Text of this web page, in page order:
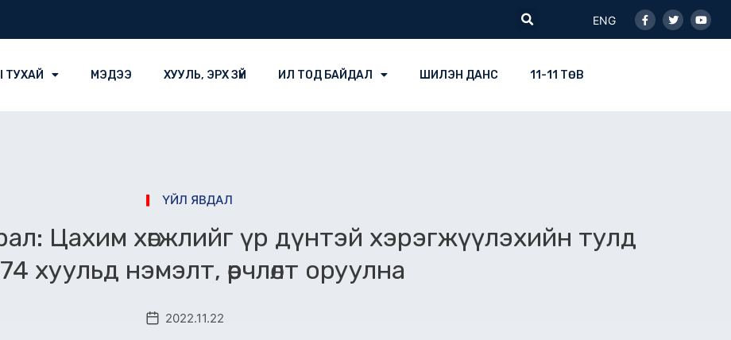
Search
ENG
f
ТУХАЙ МЭДЭЭ ХУУЛЬ, ЭРХ ЗҮЙ ИЛ ТОД БАЙДАЛ ШИЛЭН ДАНС 11-11 ТӨВ
ҮЙЛ ЯВДАЛ
Цахим хөгжлийг үр дүнтэй хэрэгжүүлэхийн тулд
хуульд нэмэлт, өөрчлөлт оруулна
2022.11.22